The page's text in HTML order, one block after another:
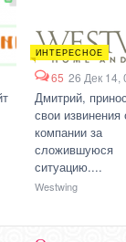
ИНТЕРЕСНОЕ
65 26 Дек 14,
Дмитрий,
свои извинения
компании за
сложившуюся
ситуацию....
Westwing